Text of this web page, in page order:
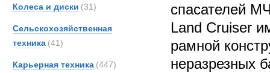
Колеса и диски (31)
Сельскохозяйственная
техника (41)
Карьерная техника (447)
спасателей
Land Cruiser
рамной
неразрезных